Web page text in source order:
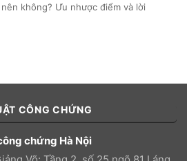
không? Ưu nhược điểm và lời
CÔNG CHỨNG
chứng Hà Nội